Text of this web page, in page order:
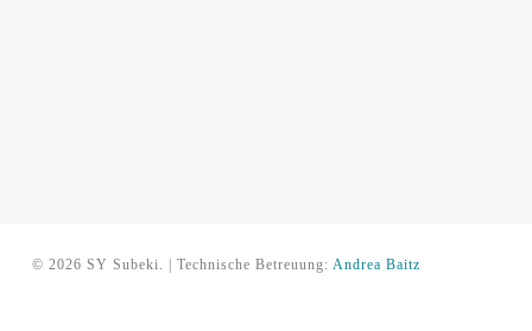
© 2026 SY Subeki. | Technische Betreuung: Andrea Baitz